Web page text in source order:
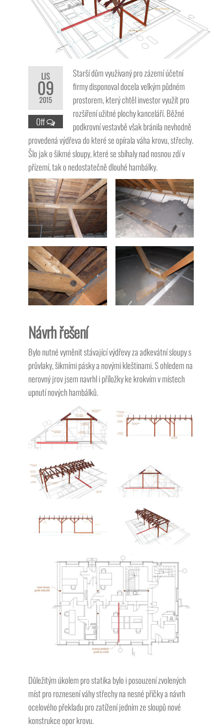
LIS
09
2015
Off
Starší dům využívaný pro zázemí účetní
firmy disponoval docela velkým půdném
prostorem, který chtěl investor využít pro
rozšíření užitné plochy kanceláří. Běžné
podkrovní vestavbě však bránila nevhodně
provedená výdřeva do které se opírala váha krovu, střechy.
Šlo jak o šikmé sloupy, které se sbíhaly nad nosnou zdí v
přízemí, tak o nedostatečně dlouhé hambálky.
Návrh řešení
Bylo nutné vyměnit stávající výdřevy za adkevátní sloupy s
průvlaky, šikmími pásky a novými kleštinami. S ohledem na
nerovný jrov jsem navrhl i příložky ke krokvím v místech
upnutí nových hambálků.
Důležitým úkolem pro statika bylo i posouzení zvolených
míst pro roznesení váhy střechy na nesné příčky a návrh
ocelového překladu pro zatížení jedním ze sloupů nové
konstrukce opor krovu.